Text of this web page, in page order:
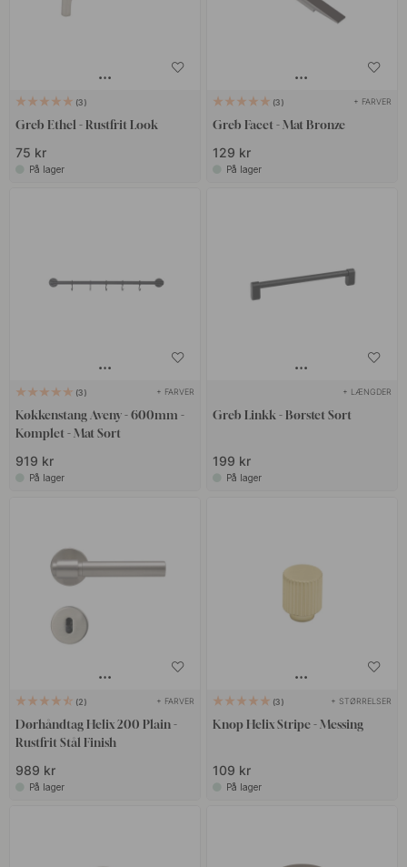
3
Greb Ethel - Rustfrit Look
75 kr
På lager
3 + FARVER
Greb Facet - Mat Bronze
129 kr
På lager
3 + FARVER
Køkkenstang Aveny - 600mm -
Komplet - Mat Sort
919 kr
På lager
+ LÆNGDER
Greb Linkk - Børstet Sort
199 kr
På lager
2 + FARVER
Dørhåndtag Helix 200 Plain -
Rustfrit Stål Finish
989 kr
På lager
3 + STØRRELSER
Knop Helix Stripe - Messing
109 kr
På lager